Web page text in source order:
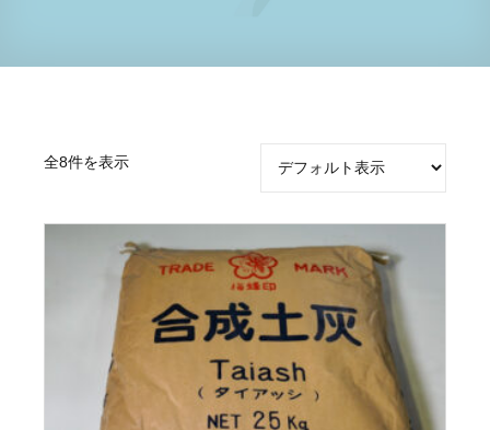
全8件を表示